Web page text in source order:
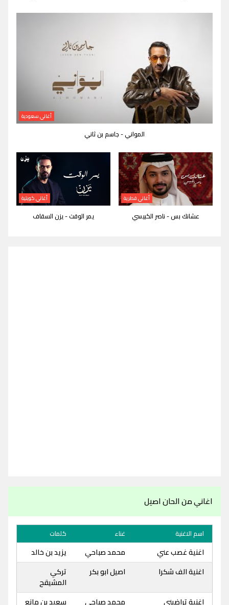
أغاني سعودية
المواني - جاسم بن ثاني
أغاني قطرية
عشانك بس - ناصر الكبيسي
أغاني كويتية
يمر الوقت - يزن السقاف
اغاني من الحان اصيل
اسم الاغنية غناء كلمات
اغنية غصب عني محمد صباحي
يزيد بن خالد
اغنية الف شكرا
اصيل ابو بكر
تركي
المشيقح
اغنية تراضيني
محمد صباحي سعيد بن مانع